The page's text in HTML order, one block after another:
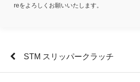
reをよろしくお願いいたします。
STM スリッパークラッチ